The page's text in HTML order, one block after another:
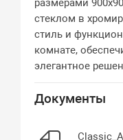
размерами
стеклом в
стиль и
комнате,
элегантное
Документы
Classic_A